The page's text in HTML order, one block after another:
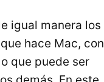
igual manera los
hace Mac, con
que puede ser